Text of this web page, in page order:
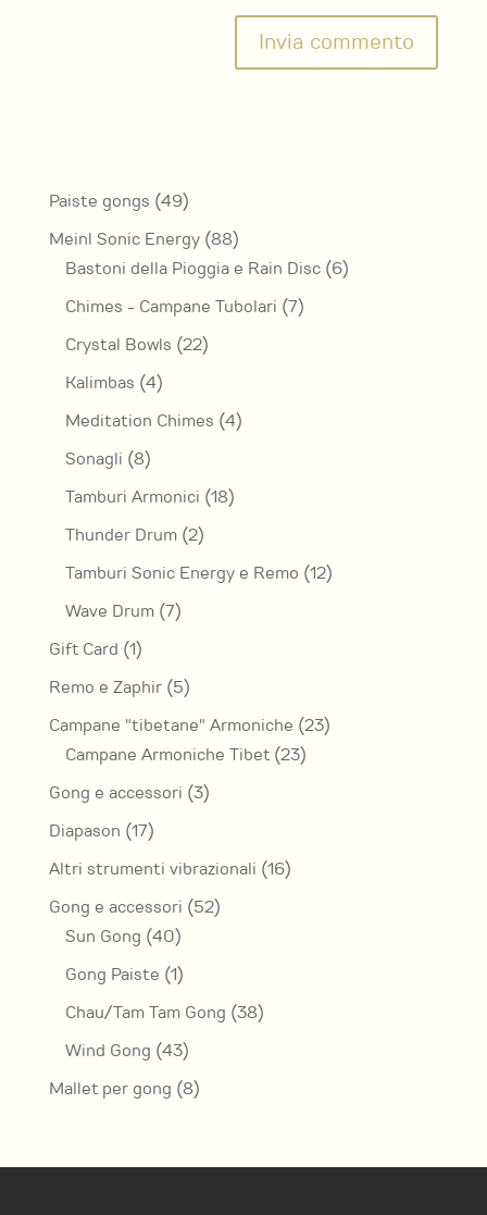
Paiste gongs 4949
prodotti
Meinl Sonic Energy 8888
prodotti
Bastoni della Pioggia e Rain Disc 66
Chimes - Campane Tubolari 77
Crystal Bowls 2222
Kalimbas 44
prodotti
Meditation Chimes 44
Sonagli 88
prodotti
Tamburi Armonici 1818
Thunder Drum 22
prodotti
Tamburi Sonic Energy e Remo 1212
Wave Drum 77
Gift Card 11
prodotto
Remo e Zaphir 55
prodotti
Campane "tibetane" Armoniche 2323
Campane Armoniche Tibet 2323
Gong e accessori 33
Diapason 1717
prodotti
Altri strumenti vibrazionali 1616
Gong e accessori 5252
Sun Gong 4040
prodotti
Gong Paiste 11
prodotto
Chau/Tam Tam Gong 3838
Wind Gong 4343
prodotti
Mallet per gong 88